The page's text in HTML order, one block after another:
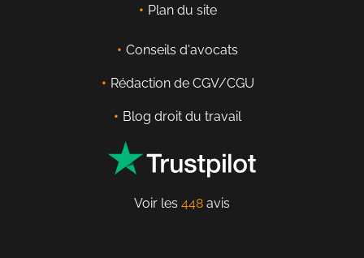
Plan du site
Conseils d'avocats
Rédaction de CGV/CGU
Blog droit du travail
Voir les 448 avis